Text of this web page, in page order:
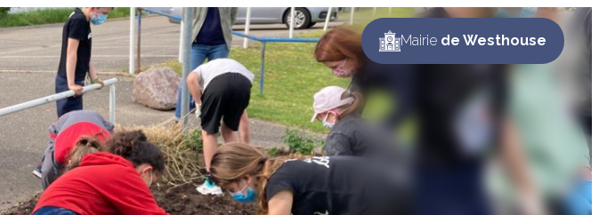
Mairiede Westhouse